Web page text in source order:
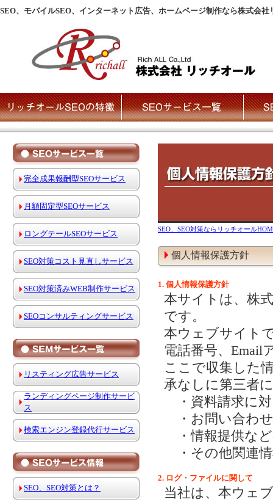
SEO、モバイルSEO、インターネット広告、ホームページ制作なら株式会社
完全成果報酬型SEOサービス
月額固定型SEOサービス
ロングテールSEOサービス
SEO対策コスト見直しサービス
SEO対策済みWEB制作サービス
SEOコンサルティングサービス
リスティング広告サービス
ランディングページ制作サービ
ス
検索エンジン登録代行サービス
SEO、SEO対策とは？
SEO、SEO対策ならリッチオール
個人情報保護方針
1. 個人情報保護方針
本サイトは、株
です。
本ウェブサイト
電話番号、Email
ここで収集した
承なしに第三者
・資料請求に
・お問い合わ
・情報提供な
・その他関連
2. ログ・ファイルに関して
当社は、本ウェ